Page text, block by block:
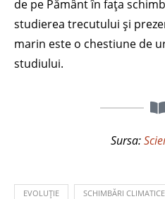
de pe Pământ în fața
studierea trecutului și
marin este o chestiune de
studiului.
Sursa:
EVOLUȚIE SCHIMBĂRI CLIMATICE